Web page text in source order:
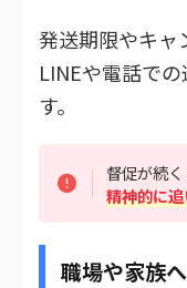
発送期限やキャ
LINEや電話で
す。
督促が続く
精神的に
職場や家族